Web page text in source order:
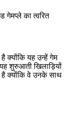
गेमप्ले का त्वरित
क्योंकि यह उन्हें गेम
शुरुआती खिलाड़ियों
है क्योंकि वे उनके साथ